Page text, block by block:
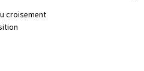
croisement